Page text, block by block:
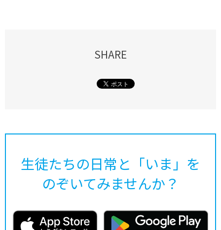
SHARE
生徒たちの日常と「いま」を
のぞいてみませんか？